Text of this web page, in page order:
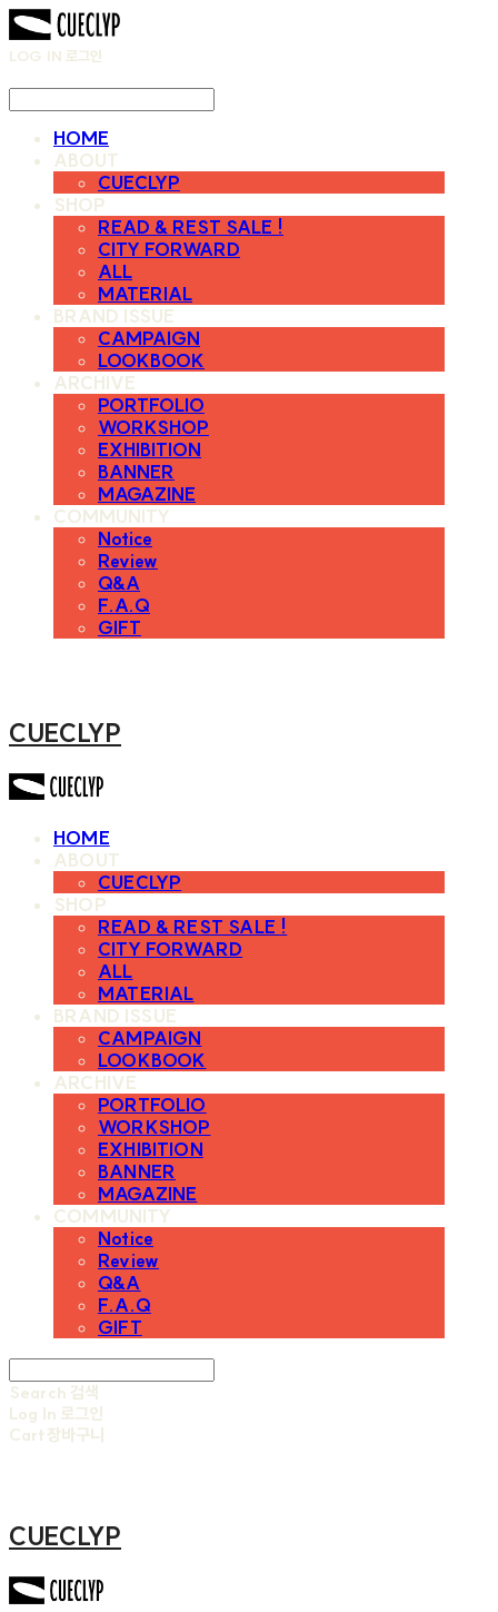
LOG IN 로그인
HOME
ABOUT
CUECLYP
SHOP
READ & REST SALE !
CITY FORWARD
ALL
MATERIAL
BRAND ISSUE
CAMPAIGN
LOOKBOOK
ARCHIVE
PORTFOLIO
WORKSHOP
EXHIBITION
BANNER
MAGAZINE
COMMUNITY
Notice
Review
Q&A
F.A.Q
GIFT
CUECLYP
HOME
ABOUT
CUECLYP
SHOP
READ & REST SALE !
CITY FORWARD
ALL
MATERIAL
BRAND ISSUE
CAMPAIGN
LOOKBOOK
ARCHIVE
PORTFOLIO
WORKSHOP
EXHIBITION
BANNER
MAGAZINE
COMMUNITY
Notice
Review
Q&A
F.A.Q
GIFT
Search 검색
Log In 로그인
Cart장바구니
CUECLYP